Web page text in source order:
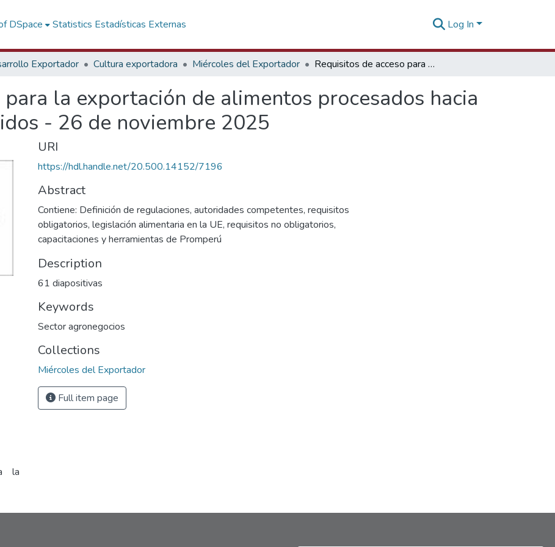
DSpace Statistics Estadísticas Externas Log In
Exportador Cultura exportadora Miércoles del Exportador Requisitos de acceso para la exportación de alimentos procesados hacia Europa y Estados Unidos - 26 de noviembre 2025
la exportación de alimentos procesados hacia
- 26 de noviembre 2025
la
URI
https://hdl.handle.net/20.500.14152/7196
Abstract
Contiene: Definición de regulaciones, autoridades competentes, requisitos
obligatorios, legislación alimentaria en la UE, requisitos no obligatorios,
capacitaciones y herramientas de Promperú
Description
61 diapositivas
Keywords
Sector agronegocios
Collections
Miércoles del Exportador
Full item page